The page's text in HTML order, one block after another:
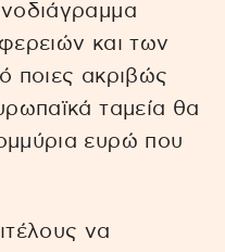
και των
ποιες ακριβώς
ταμεία θα
ευρώ που
να